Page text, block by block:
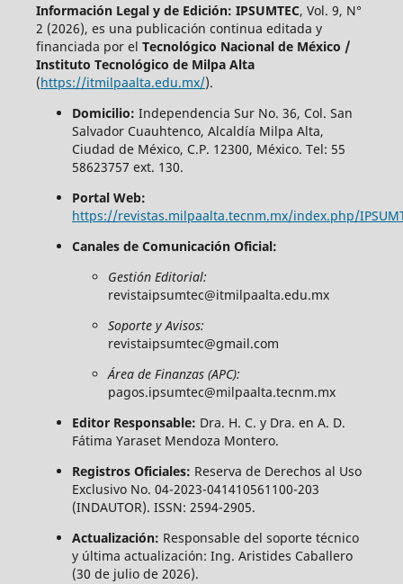
Información Legal y de Edición: IPSUMTEC, Vol. 9, N°
2 (2026), es una publicación continua editada y
financiada por el Tecnológico Nacional de México /
Instituto Tecnológico de Milpa Alta
(https://itmilpaalta.edu.mx/).
Domicilio: Independencia Sur No. 36, Col. San
Salvador Cuauhtenco, Alcaldía Milpa Alta,
Ciudad de México, C.P. 12300, México. Tel: 55
58623757 ext. 130.
Portal Web:
https://revistas.milpaalta.tecnm.mx/index.php/
Canales de Comunicación Oficial:
Gestión Editorial:
revistaipsumtec@itmilpaalta.edu.mx
Soporte y Avisos:
revistaipsumtec@gmail.com
Área de Finanzas (APC):
pagos.ipsumtec@milpaalta.tecnm.mx
Editor Responsable: Dra. H. C. y Dra. en A. D.
Fátima Yaraset Mendoza Montero.
Registros Oficiales: Reserva de Derechos al Uso
Exclusivo No. 04-2023-041410561100-203
(INDAUTOR). ISSN: 2594-2905.
Actualización: Responsable del soporte técnico
y última actualización: Ing. Aristides Caballero
(30 de julio de 2026).